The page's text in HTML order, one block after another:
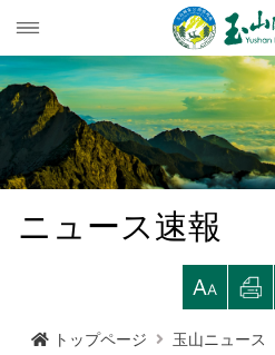
玉山ニュース
ニュース速報
イベント列車
道路情況
天気予報
旅行ガイド
旅行上の注意
レクリエーションタイプ
西北園区
東部園区
登山情報
登山情報概要
歩道ランクと管理
登山の安全
八通関越嶺道ルート
生態保育
地形
歷史人文
マルチメディア専用コーナー
映像出版作品
行政サービス
ニュース速報
拡
大す 刷す
トップページ 玉山ニュース